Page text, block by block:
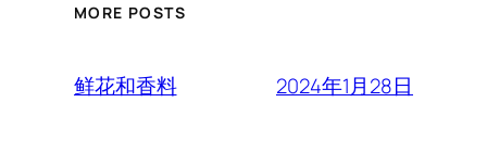
MORE POSTS
鲜花和香料 2024年1月28日